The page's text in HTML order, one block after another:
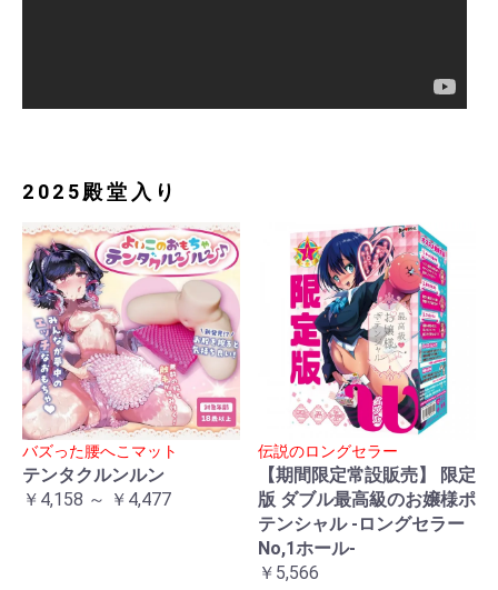
2025殿堂入り
バズった腰へこマット
テンタクルンルン
￥4,158 ～ ￥4,477
伝説のロングセラー
【期間限定常設販売】 限定
版 ダブル最高級のお嬢様ポ
テンシャル -ロングセラー
No,1ホール-
￥5,566